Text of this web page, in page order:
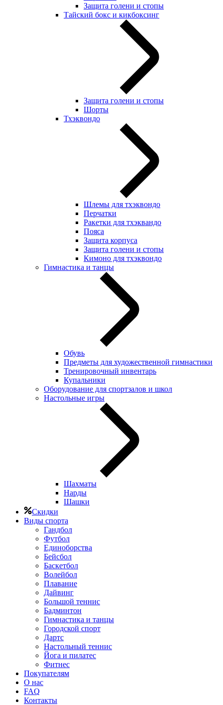
Защита голени и стопы
Тайский бокс и кикбоксинг
Защита голени и стопы
Шорты
Тхэквондо
Шлемы для тхэквондо
Перчатки
Ракетки для тхэквандо
Пояса
Защита корпуса
Защита голени и стопы
Кимоно для тхэквондо
Гимнастика и танцы
Обувь
Предметы для художественной гимнастики
Тренировочный инвентарь
Купальники
Оборудование для спортзалов и школ
Настольные игры
Шахматы
Нарды
Шашки
Скидки
Виды спорта
Гандбол
Футбол
Единоборства
Бейсбол
Баскетбол
Волейбол
Плавание
Дайвинг
Большой теннис
Бадминтон
Гимнастика и танцы
Городской спорт
Дартс
Настольный теннис
Йога и пилатес
Фитнес
Покупателям
О нас
FAQ
Контакты